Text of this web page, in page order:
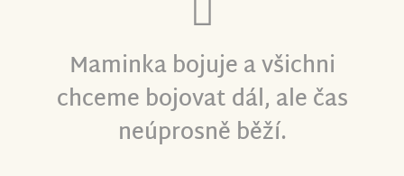
Maminka bojuje a všichni
chceme bojovat dál, ale čas
neúprosně běží.